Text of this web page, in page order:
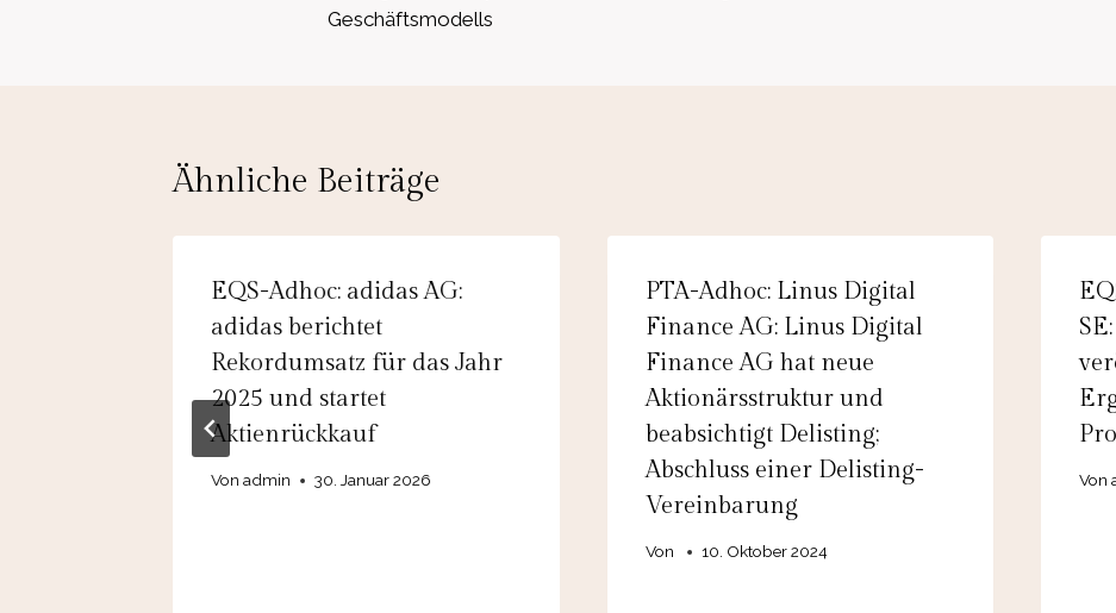
Geschäftsmodells
Ähnliche Beiträge
EQS-Adhoc: adidas AG:
adidas berichtet
Rekordumsatz für das Jahr
2025 und startet
Aktienrückkauf
Von admin 30. Januar 2026
PTA-Adhoc: Linus Digital
Finance AG: Linus Digital
Finance AG hat neue
Aktionärsstruktur und
beabsichtigt Delisting;
Abschluss einer Delisting-
Vereinbarung
Von 10. Oktober 2024
Von